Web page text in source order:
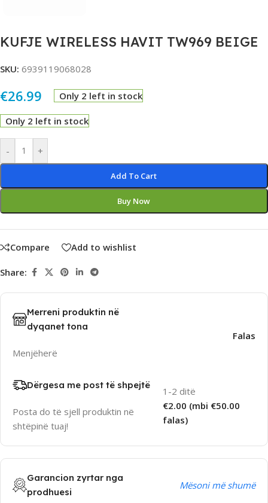
KUFJE WIRELESS HAVIT TW969 BEIGE
SKU: 6939119068028
€26.99 Only 2 left in stock
Only 2 left in stock
- +
Add To Cart
Buy Now
Alternative:
Compare Add to wishlist
Share:
Merreni produktin në
dyqanet tona
Menjëherë
Falas
Dërgesa me post të shpejtë
Posta do të sjell produktin në
shtëpinë tuaj!
1-2 ditë
€2.00 (mbi €50.00
falas)
Garancion zyrtar nga
prodhuesi
Mësoni më shumë